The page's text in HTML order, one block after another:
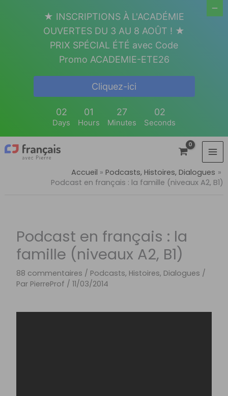
Accueil
Podcasts, Histoires, Dialogues
Podcast en français : la famille (niveaux A2, B1)
Podcast en français : la
famille (niveaux A2, B1)
88 commentaires / Podcasts, Histoires, Dialogues /
Par PierreProf /11/03/2014
★ INSCRIPTIONS À L'ACADÉMIE
OUVERTES DU 3 AU 8 AOÛT ! ★
PRIX SPÉCIAL ÉTÉ avec Code
Promo ACADEMIE-ETE26
Cliquez-ici
02
Days
01
Hours
27
Minutes
01
Seconds